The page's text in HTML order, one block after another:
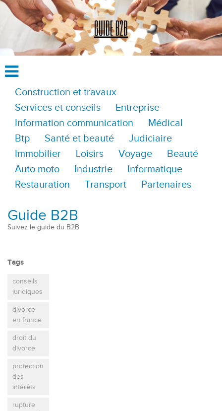
Construction et travaux
Services et conseils
Entreprise
Information communication
Médical
Btp
Santé et beauté
Judiciaire
Immobilier
Loisirs Voyage
Beauté
Auto moto
Industrie
Informatique
Restauration
Transport Partenaires
Guide B2B
Suivez le guide du B2B
Tags
conseils
juridiques
divorce
en france
droit du
divorce
protection
des
intérêts
rupture